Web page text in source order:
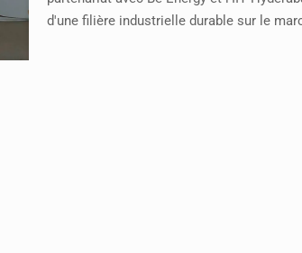
d'une filière industrielle durable sur le